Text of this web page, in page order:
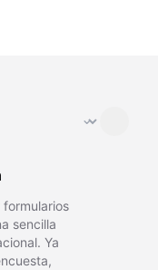
⌄
sencilla
Ya